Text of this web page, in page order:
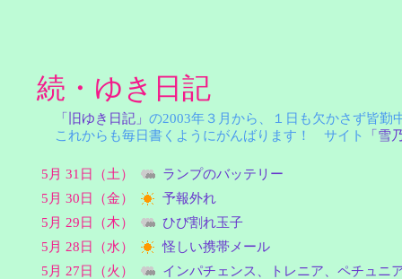
続・ゆき日記
「旧ゆき日記」 の2003年３月から、１日も欠かさず皆
これからも毎日書くようにがんばります！ サイト
「雪
5月 31日（土）
ランプのバッテリー
5月 30日（金）
予報外れ
5月 29日（木）
ひび割れ玉子
5月 28日（水）
怪しい携帯メール
5月 27日（火）
インパチェンス、トレニア、ペチュニ